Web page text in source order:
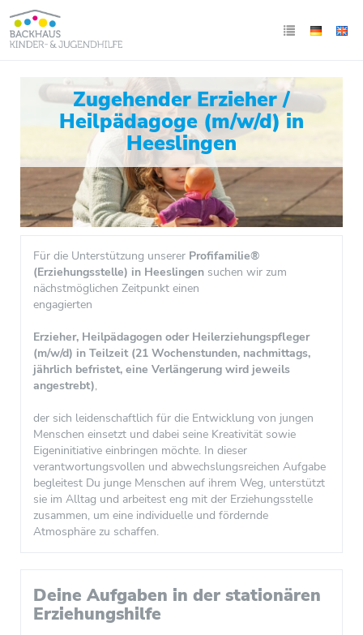
Zugehender Erzieher /
Heilpädagoge (m/w/d) in
Heeslingen
Für die Unterstützung unserer Profifamilie®
(Erziehungsstelle) in Heeslingen suchen wir zum
nächstmöglichen Zeitpunkt einen
engagierten
Erzieher, Heilpädagogen oder Heilerziehungspfleger
(m/w/d) in Teilzeit (21 Wochenstunden, nachmittags,
jährlich befristet, eine Verlängerung wird jeweils
angestrebt),
der sich leidenschaftlich für die Entwicklung von jungen
Menschen einsetzt und dabei seine Kreativität sowie
Eigeninitiative einbringen möchte. In dieser
verantwortungsvollen und abwechslungsreichen Aufgabe
begleitest Du junge Menschen auf ihrem Weg, unterstützt
sie im Alltag und arbeitest eng mit der Erziehungsstelle
zusammen, um eine individuelle und fördernde
Atmosphäre zu schaffen.
Deine Aufgaben in der stationären
Erziehungshilfe